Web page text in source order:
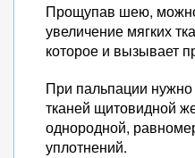
Прощупав шею,
увеличение мягких
которое и вызывает
При пальпации нужно
тканей щитовидной
однородной,
уплотнений.